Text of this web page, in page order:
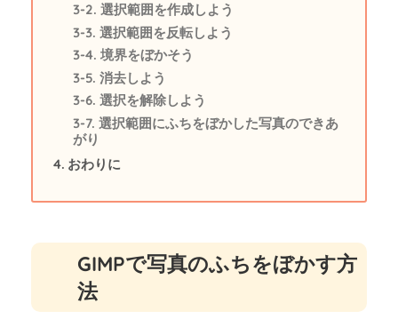
選択範囲を作成しよう
選択範囲を反転しよう
境界をぼかそう
消去しよう
選択を解除しよう
選択範囲にふちをぼかした写真のできあ
がり
おわりに
GIMPで写真のふちをぼかす方
法